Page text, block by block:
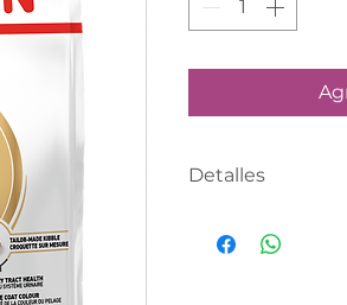
Detalles
SIGUIENTE